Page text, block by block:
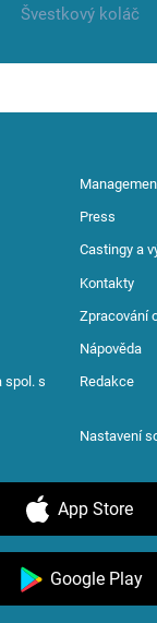
Švestkový koláč
Press
Castingy a
Kontakty
Zpracování
Nápověda
spol. s
Redakce
Nastavení
App Store
Google Play